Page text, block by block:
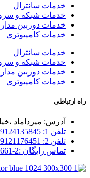
خدمات سانترال
خدمات شبکه و
خدمات دوربین
خدمات کامپیوتری
خدمات سانترال
خدمات شبکه و
خدمات دوربین
خدمات کامپیوتری
راه ارتباطی
آدرس: میرداماد
تلفن 1: 09124135845
تلفن 2: 09121176451
تماس رایگان :2-02192004661